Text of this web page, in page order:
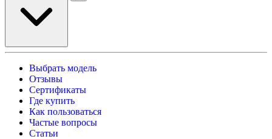
Выбрать модель
Отзывы
Сертификаты
Где купить
Как пользоваться
Частые вопросы
Статьи